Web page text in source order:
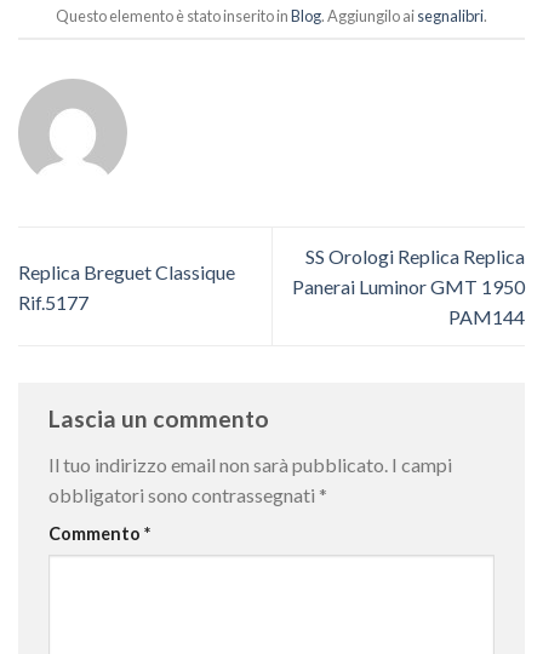
Questo elemento è stato inserito inBlog. Aggiungilo aisegnalibri.
Replica Breguet Classique
Rif.5177
SS Orologi Replica Replica
Panerai Luminor GMT 1950
PAM144
Lascia un commento
Il tuo indirizzo email non sarà pubblicato. I campi
obbligatori sono contrassegnati *
Commento *